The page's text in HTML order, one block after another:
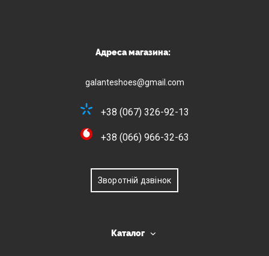
Адреса магазина:
galanteshoes@gmail.com
+38 (067) 326-92-13
+38 (066) 966-32-63
Зворотній дзвінок
Каталог